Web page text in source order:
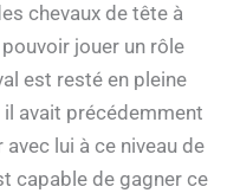
chevaux de tête à
jouer un rôle
est resté en pleine
avait précédemment
lui à ce niveau de
capable de gagner ce